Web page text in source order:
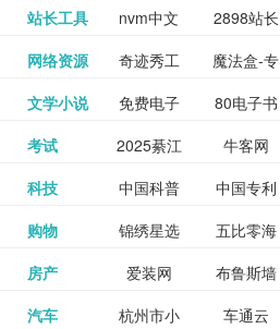
购票服
务。你可
和看过的
电影电视
剧，顺便
生成
目录网
证资讯网
精易论坛
站长工具 nvm中文
网
2898站长
资源平台
SEO工具
- 站长之家
网络资源 奇迹秀工
具箱-设计
师必备设
辅助神器
魔法盒-专
业的游戏
动画特效
线报酷 -
专注线报
活动
文学小说 免费电子
书下载
网,txt小说
80电子书
_八零电子
书_80txt_
钱如故
考试 2025綦江
区中考志
愿填报系
牛客网
公务员考
试信息网
科技 中国科普
博览
中国专利
信息网
中国科学
院
购物 锦绣星选
海淘
五比零海
淘网
淘宝
房产 爱装网 布鲁斯墙
纸
格莱美墙
汽车 杭州市小 车通云